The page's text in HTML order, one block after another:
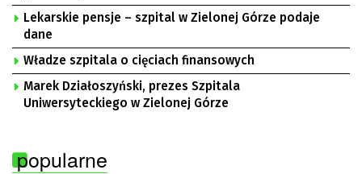
Lekarskie pensje – szpital w Zielonej Górze podaje
dane
Władze szpitala o cięciach finansowych
Marek Działoszyński, prezes Szpitala
Uniwersyteckiego w Zielonej Górze
popularne